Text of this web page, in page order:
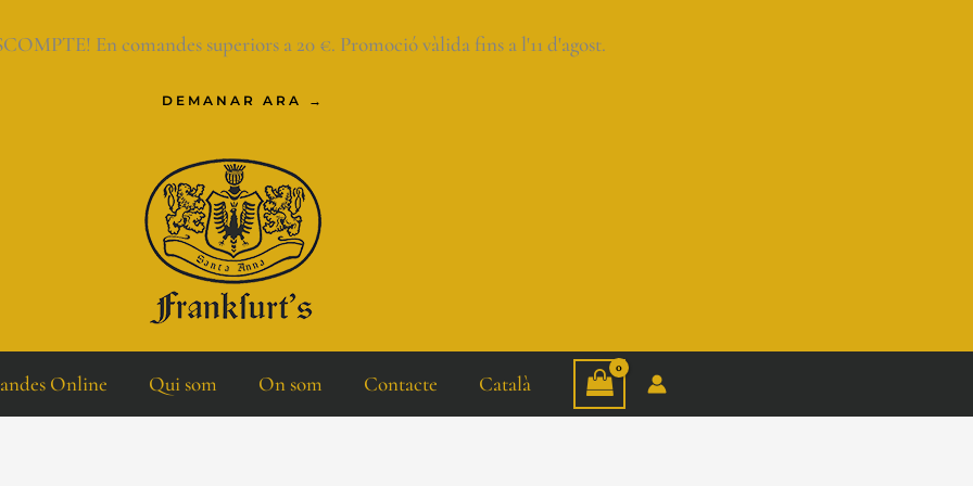
En comandes superiors a 20 €. Promoció vàlida fins a l'11 d'agost.
DEMANAR ARA →
Online Qui som On som Contacte Català